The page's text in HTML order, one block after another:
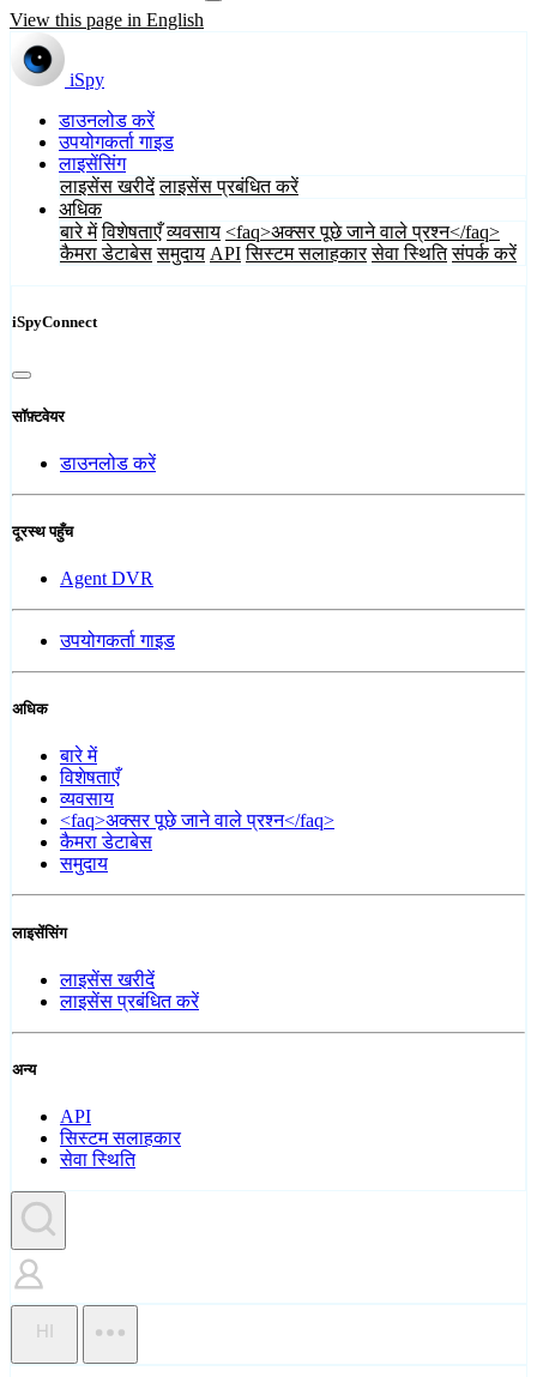
View this page in English
iSpy
डाउनलोड करें
उपयोगकर्ता गाइड
लाइसेंसिंग
लाइसेंस खरीदें लाइसेंस प्रबंधित करें
अधिक
बारे में विशेषताएँ व्यवसाय <faq>अक्सर पूछे जाने वाले प्रश्न</faq>
कैमरा डेटाबेस समुदाय API सिस्टम सलाहकार सेवा स्थिति संपर्क करें
iSpyConnect
सॉफ़्टवेयर
डाउनलोड करें
दूरस्थ पहुँच
Agent DVR
उपयोगकर्ता गाइड
अधिक
बारे में
विशेषताएँ
व्यवसाय
<faq>अक्सर पूछे जाने वाले प्रश्न</faq>
कैमरा डेटाबेस
समुदाय
लाइसेंसिंग
लाइसेंस खरीदें
लाइसेंस प्रबंधित करें
अन्य
API
सिस्टम सलाहकार
सेवा स्थिति
HI